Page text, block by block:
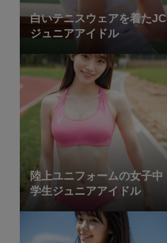
白いテニスウェアを着たJC
ジュニアアイドル
陸上ユニフォームの女子中
学生ジュニアアイドル